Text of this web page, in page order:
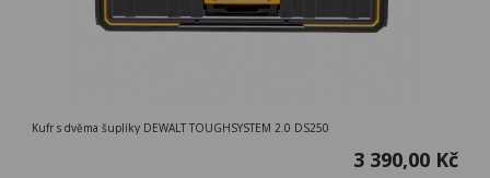
Kufr s dvěma šuplíky DEWALT TOUGHSYSTEM 2.0 DS250
3 390,00 Kč